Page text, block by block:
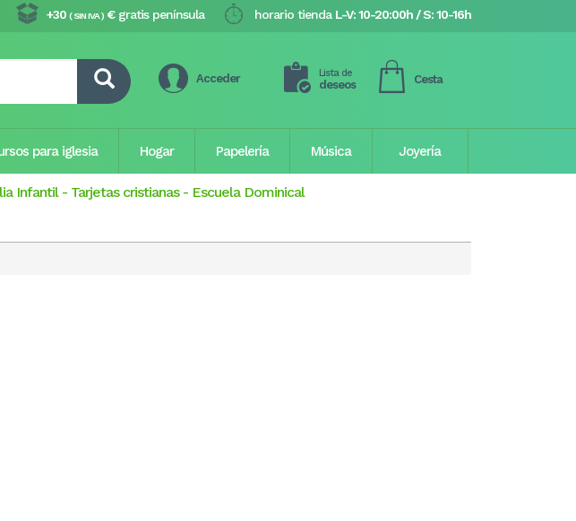
horario tienda L-V: 10-20:00h / S: 10-16h
+30 ( SIN IVA ) €gratis península
Acceder Lista de
deseos Cesta
para iglesia Hogar Papelería Música Joyería
Infantil- Tarjetas cristianas - Escuela Dominical